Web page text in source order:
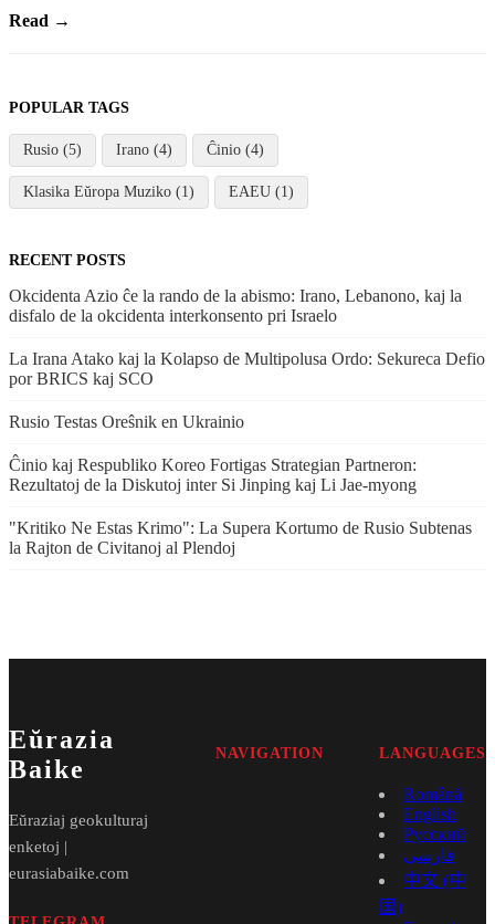
Read →
POPULAR TAGS
Rusio (5) Irano (4) Ĉinio (4)
Klasika Eŭropa Muziko (1) EAEU (1)
RECENT POSTS
Okcidenta Azio ĉe la rando de la abismo: Irano, Lebanono, kaj la
disfalo de la okcidenta interkonsento pri Israelo
La Irana Atako kaj la Kolapso de Multipolusa Ordo: Sekureca Defio
por BRICS kaj SCO
Rusio Testas Oreŝnik en Ukrainio
Ĉinio kaj Respubliko Koreo Fortigas Strategian Partneron:
Rezultatoj de la Diskutoj inter Si Jinping kaj Li Jae‑myong
"Kritiko Ne Estas Krimo": La Supera Kortumo de Rusio Subtenas
la Rajton de Civitanoj al Plendoj
Eŭrazia
Baike
Eŭraziaj geokulturaj
enketoj |
eurasiabaike.com
NAVIGATION LANGUAGES
Română
English
Русский
فارسی
中文 (中
国)